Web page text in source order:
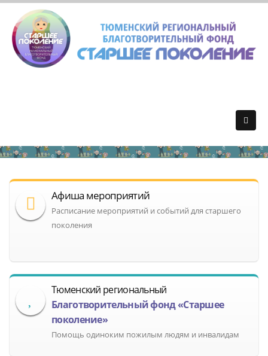
Афиша мероприятий
Расписание мероприятий и событий для старшего
поколения
Тюменский региональный
Благотворительный фонд «Старшее
поколение»
Помощь одиноким пожилым людям и инвалидам